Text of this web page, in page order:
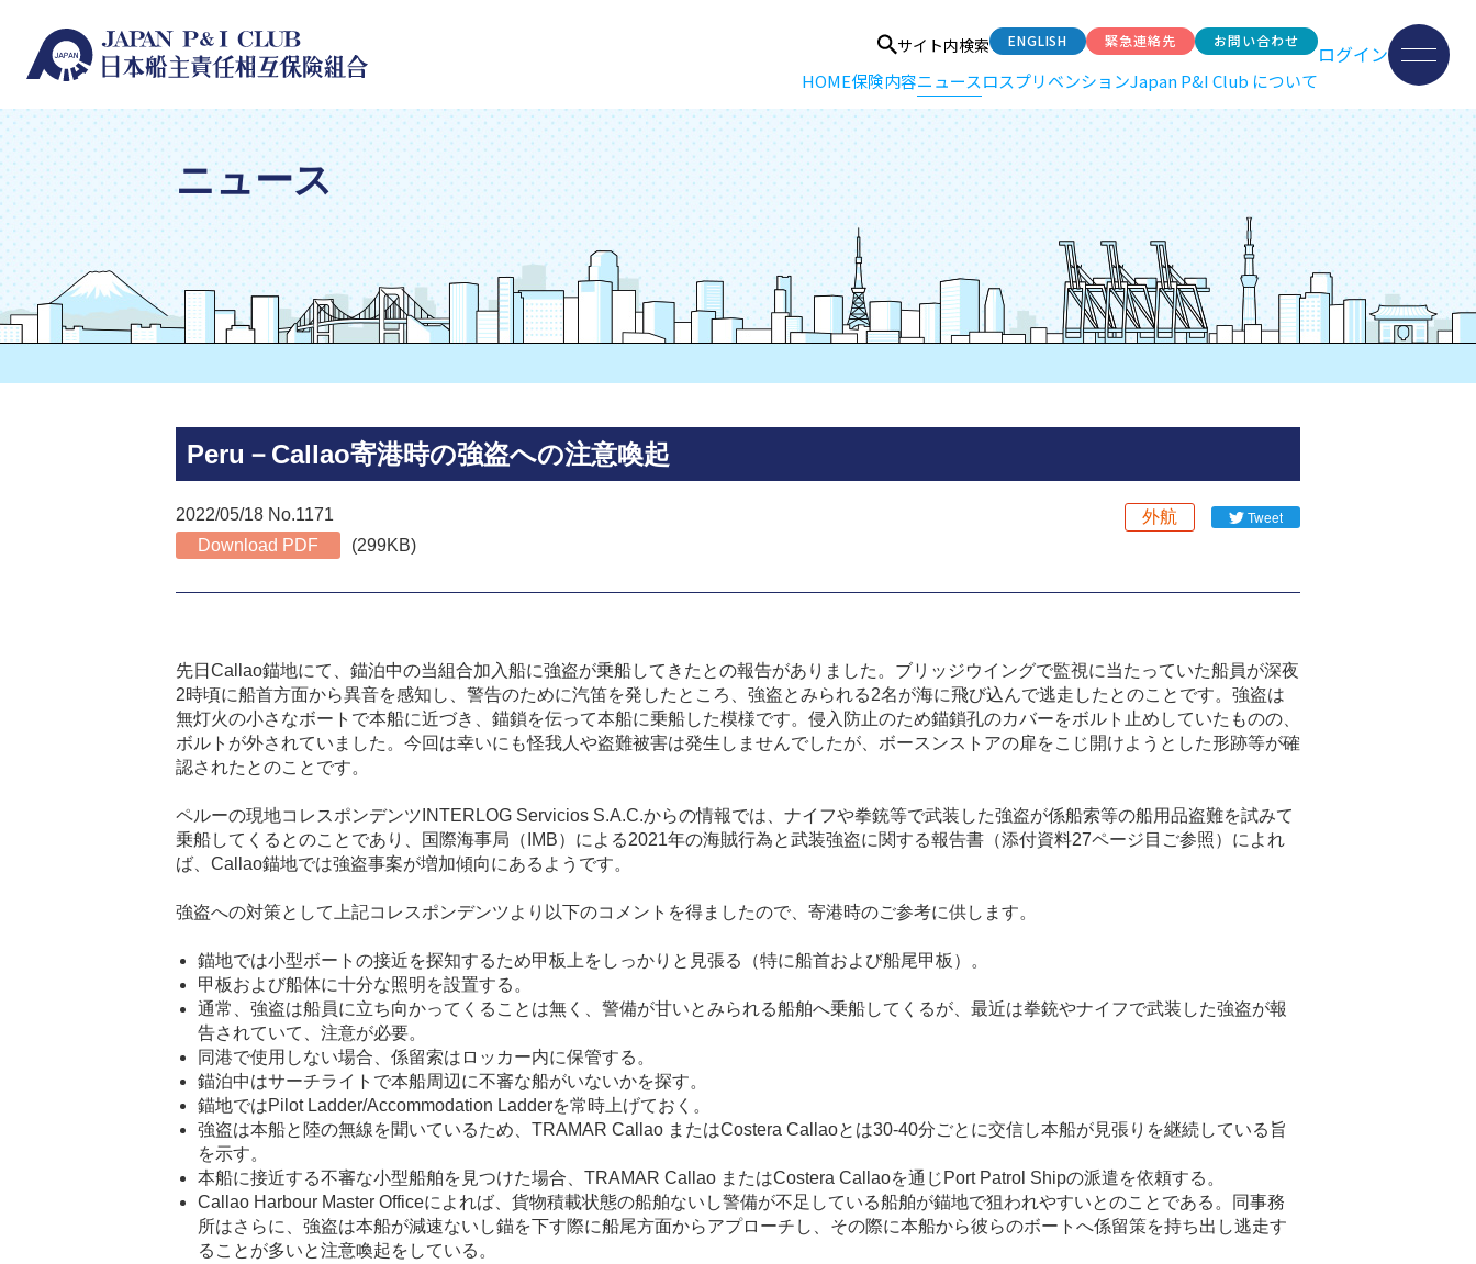
サイト内検索 ENGLISH 緊急連絡先 お問い合わせ
HOME保険内容ニュースロスプリベンションJapan P&I Club について
ログイン
ニュース
Peru－Callao寄港時の強盗への注意喚起
2022/05/18 No.1171 外航
Tweet
Download PDF
(299KB)
先日 Callao錨地にて、錨泊中の当組合加入船に強盗が乗船してきたとの報告がありました。ブリッジウイングで監視に当たっていた船員が深夜
2時頃に船首方面から異音を感知し、警告のために汽笛を発したところ、強盗とみられる2名が海に飛び込んで逃走したとのことです。強盗は
無灯火の小さなボートで本船に近づき、錨鎖を伝って本船に乗船した模様です。侵入防止のため錨鎖孔のカバーをボルト止めしていたものの、
ボルトが外されていました。今回は幸いにも怪我人や盗難被害は発生しませんでしたが、ボースンストアの扉をこじ開けようとした形跡等が確
認されたとのことです。
ペルーの現地コレスポンデンツ INTERLOG Servicios S.A.C.からの情報では、ナイフや拳銃等で武装した強盗が係船索等の船用品盗難を試みて
乗船してくるとのことであり、国際海事局（ IMB）による2021年の海賊行為と武装強盗に関する報告書（添付資料27ページ目ご参照）によれ
ば、 Callao錨地では強盗事案が増加傾向にあるようです。
強盗への対策として上記コレスポンデンツより以下のコメントを得ましたので、寄港時のご参考に供します。
錨地では小型ボートの接近を探知するため甲板上をしっかりと見張る（特に船首および船尾甲板）。
甲板および船体に十分な照明を設置する。
通常、強盗は船員に立ち向かってくることは無く、警備が甘いとみられる船舶へ乗船してくるが、最近は拳銃やナイフで武装した強盗が報
告されていて、注意が必要。
同港で使用しない場合、係留索はロッカー内に保管する。
錨泊中はサーチライトで本船周辺に不審な船がいないかを探す。
錨地ではPilot Ladder/Accommodation Ladderを常時上げておく。
強盗は本船と陸の無線を聞いているため、 TRAMAR Callao またはCostera Callaoとは30-40分ごとに交信し本船が見張りを継続している旨
を示す。
本船に接近する不審な小型船舶を見つけた場合、 TRAMAR Callao またはCostera Callaoを通じ Port Patrol Shipの派遣を依頼する。
Callao Harbour Master Officeによれば、貨物積載状態の船舶ないし警備が不足している船舶が錨地で狙われやすいとのことである。同事務
所はさらに、強盗は本船が減速ないし錨を下す際に船尾方面からアプローチし、その際に本船から彼らのボートへ係留策を持ち出し逃走す
ることが多いと注意喚起をしている。